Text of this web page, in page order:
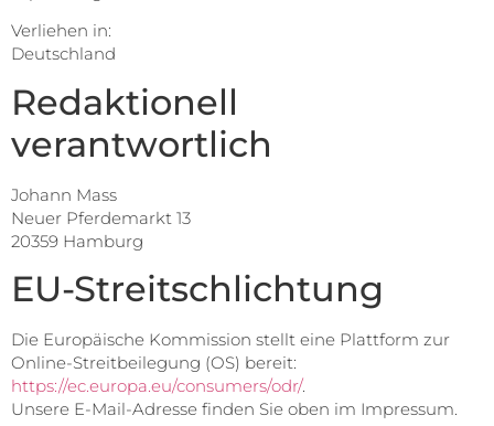
Verliehen in:
Deutschland
Redaktionell
verantwortlich
Johann Mass
Neuer Pferdemarkt 13
20359 Hamburg
EU-Streitschlichtung
Die Europäische Kommission stellt eine Plattform zur
Online-Streitbeilegung (OS) bereit:
https://ec.europa.eu/consumers/odr/.
Unsere E-Mail-Adresse finden Sie oben im Impressum.